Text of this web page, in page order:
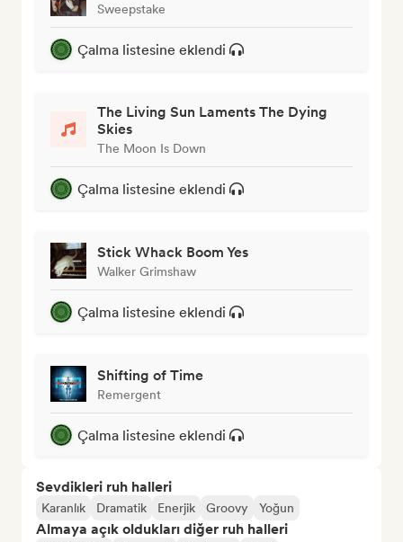
Sweepstake
Çalma listesine eklendi
The Living Sun Laments The Dying
Skies
The Moon Is Down
Çalma listesine eklendi
Stick Whack Boom Yes
Walker Grimshaw
Çalma listesine eklendi
Shifting of Time
Remergent
Çalma listesine eklendi
Sevdikleri ruh halleri
Karanlık Dramatik Enerjik Groovy Yoğun
Almaya açık oldukları diğer ruh halleri